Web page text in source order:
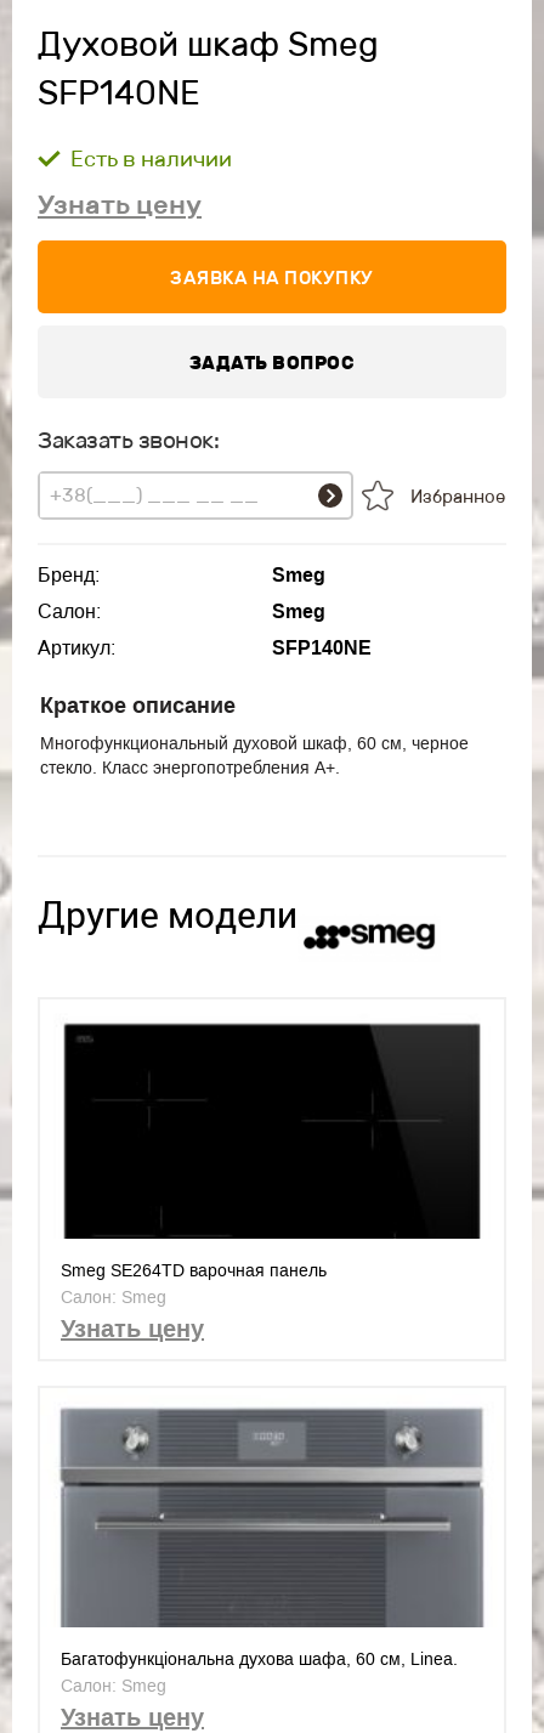
Духовой шкаф Smeg
SFP140NE
Есть в наличии
Узнать цену
ЗАЯВКА НА ПОКУПКУ
ЗАДАТЬ ВОПРОС
Заказать звонок:
Избранное
Бренд:
Smeg
Салон:
Smeg
Артикул:
SFP140NE
Краткое описание
Многофункциональный духовой шкаф, 60 см, черное
стекло. Класс энергопотребления А+.
Другие модели
Smeg SE264TD варочная панель
Салон: Smeg
Узнать цену
Багатофункціональна духова шафа, 60 см, Linea.
Клас енергоспоживання А +
Салон: Smeg
Узнать цену